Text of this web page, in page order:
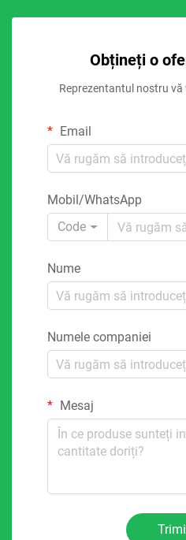
Obțineți o
Reprezentantul nostru
Email
Mobil/WhatsApp
Code
Nume
Numele companiei
Mesaj